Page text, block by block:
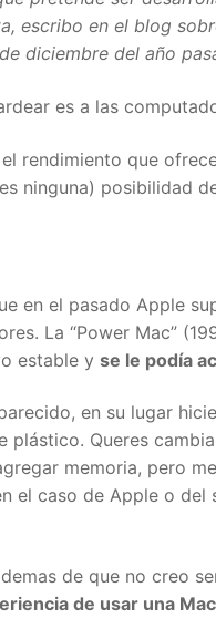
escribo en el blog
diciembre del año
es a las
rendimiento que
ninguna) posibilidad
en el pasado Apple
La “Power Mac”
estable y se le podía
en su lugar
plástico. Queres
memoria, pero
el caso de Apple o del
de que no creo
de usar una